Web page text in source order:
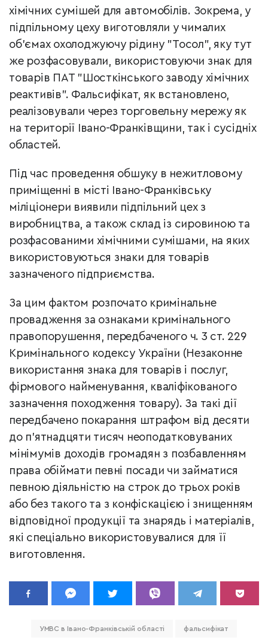
хімічних сумішей для автомобілів. Зокрема, у
підпільному цеху виготовляли у чималих
об’ємах охолоджуючу рідину "Тосол", яку тут
же розфасовували, використовуючи знак для
товарів ПАТ "Шосткінського заводу хімічних
реактивів". Фальсифікат, як встановлено,
реалізовували через торговельну мережу як
на території Івано-Франківщини, так і сусідніх
областей.
Під час проведення обшуку в нежитловому
приміщенні в місті Івано-Франківську
міліціонери виявили підпільний цех з
виробництва, а також склад із сировиною та
розфасованими хімічними сумішами, на яких
використовуються знаки для товарів
зазначеного підприємства.
За цим фактом розпочато кримінальне
провадження за ознаками кримінального
правопорушення, передбаченого ч. 3 ст. 229
Кримінального кодексу України (Незаконне
використання знака для товарів і послуг,
фірмового найменування, кваліфікованого
зазначення походження товару). За такі дії
передбачено покарання штрафом від десяти
до п'ятнадцяти тисяч неоподатковуваних
мінімумів доходів громадян з позбавленням
права обіймати певні посади чи займатися
певною діяльністю на строк до трьох років
або без такого та з конфіскацією і знищенням
відповідної продукції та знарядь і матеріалів,
які спеціально використовувалися для її
виготовлення.
УМВС в Івано-Франківській області фальсифікат